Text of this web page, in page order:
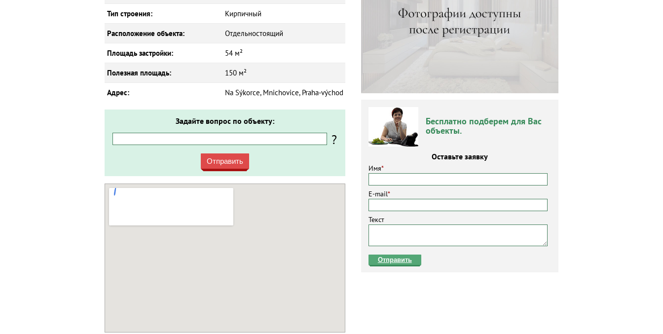
Бесплатно подберем для Вас
объекты.
Оставьте заявку
Имя*
E-mail*
Текст
Отправить
Тип строения: Кирпичный
Расположение объекта: Отдельностоящий
Площадь застройки: 54 м²
Полезная площадь: 150 м²
Адрес: Na Sýkorce, Mnichovice, Praha-východ
Задайте вопрос по объекту:
?
Отправить